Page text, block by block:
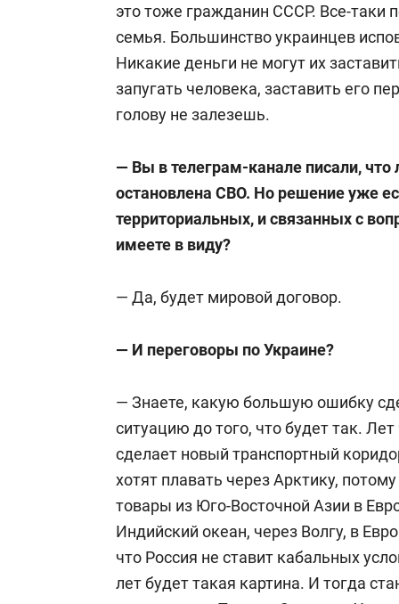
это тоже гражданин СССР. Все-таки
семья. Большинство украинцев
Никакие деньги не могут их
запугать человека, заставить его
голову не залезешь.
— Вы в телеграм-канале писали, что
остановлена СВО. Но решение уже
территориальных, и связанных с
имеете в виду?
— Да, будет мировой договор.
— И переговоры по Украине?
— Знаете, какую большую ошибку
ситуацию до того, что будет так.
сделает новый транспортный
хотят плавать через Арктику,
товары из Юго-Восточной Азии в
Индийский океан, через Волгу, в
что Россия не ставит кабальных
лет будет такая картина. И тогда